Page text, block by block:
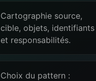
Cartographie source,
cible, objets, identifiants
et responsabilités.
Choix du pattern :